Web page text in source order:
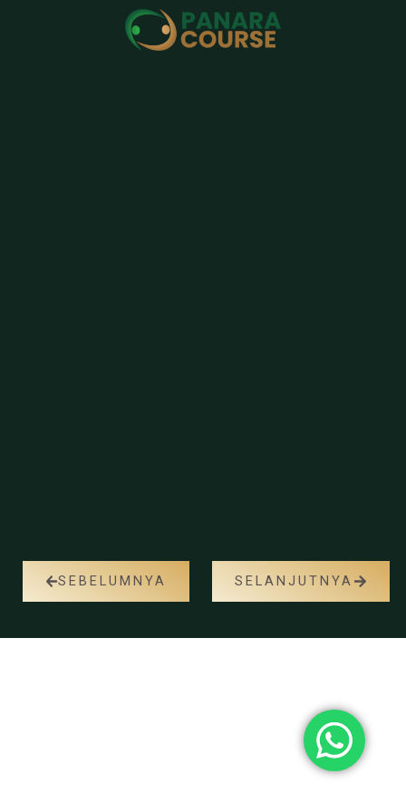
SEBELUMNYA SELANJUTNYA